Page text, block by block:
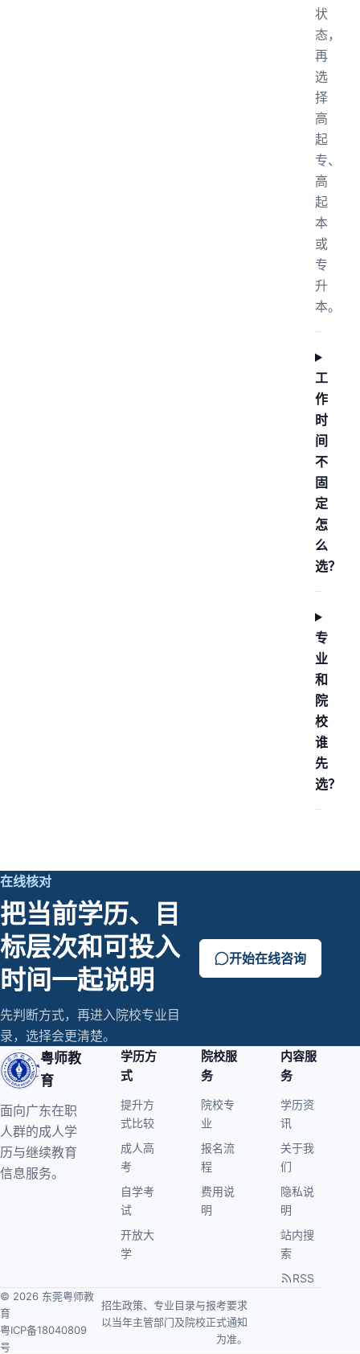
状
态，
再
选
择
高
起
专、
高
起
本
或
专
升
本。
工
作
时
间
不
固
定
怎
么
选？
专
业
和
院
校
谁
先
选？
在线核对
把当前学历、目
标层次和可投入
时间一起说明
先判断方式，再进入院校专业目
录，选择会更清楚。
开始在线咨询
粤师教
育
面向广东在职
人群的成人学
历与继续教育
信息服务。
学历方
式
提升方
式比较
成人高
考
自学考
试
开放大
学
院校服
务
院校专
业
报名流
程
费用说
明
内容服
务
学历资
讯
关于我
们
隐私说
明
站内搜
索
RSS
© 2026 东莞粤师教
育
粤ICP备18040809
号
招生政策、专业目录与报考要求
以当年主管部门及院校正式通知
为准。